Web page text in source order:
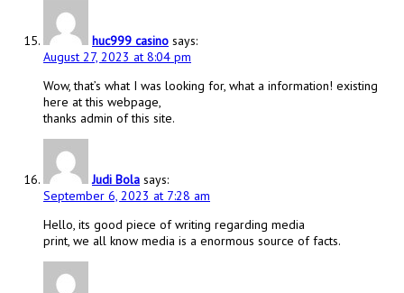
huc999 casino says:
August 27, 2023 at 8:04 pm
Wow, that’s what I was looking for, what a information! existing
here at this webpage,
thanks admin of this site.
Judi Bola says:
September 6, 2023 at 7:28 am
Hello, its good piece of writing regarding media
print, we all know media is a enormous source of facts.